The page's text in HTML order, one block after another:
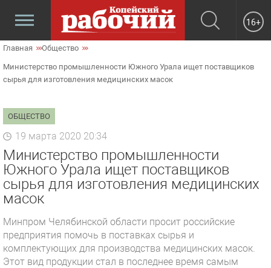
16+
Главная Общество
Министерство промышленности Южного Урала ищет поставщиков
сырья для изготовления медицинских масок
ОБЩЕСТВО
19 марта 2020 20:34
Министерство промышленности
Южного Урала ищет поставщиков
сырья для изготовления медицинских
масок
Минпром Челябинской области просит российские
предприятия помочь в поставках сырья и
комплектующих для производства медицинских масок.
Этот вид продукции стал в последнее время самым